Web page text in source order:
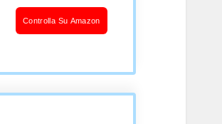
Controlla Su Amazon